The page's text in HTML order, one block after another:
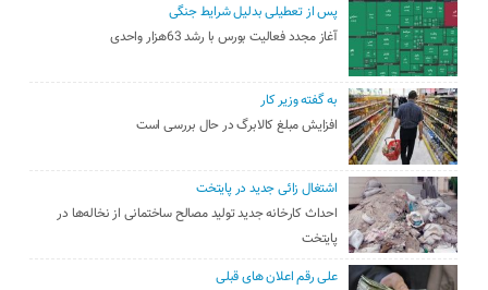
پس از تعطیلی بدلیل شرایط جنگی
آغاز مجدد فعالیت بورس با رشد 63هزار واحدی
به گفته وزیر کار
افزایش مبلغ کالابرگ در حال بررسی است
اشتغال زائی جدید در پایتخت
احداث کارخانه جدید تولید مصالح ساختمانی از نخاله‌ها در
پایتخت
علی رقم اعلان های قبلی